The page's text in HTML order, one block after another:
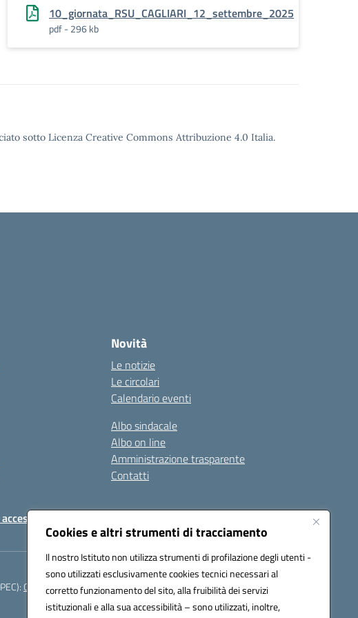
Cookies e altri strumenti di tracciamento
Il nostro Istituto non utilizza strumenti di profilazione degli utenti -
sono utilizzati esclusivamente cookies tecnici necessari al
corretto funzionamento del sito, alla fruibilità dei servizi
istituzionali e alla sua accessibilità – sono utilizzati, inoltre,
10_giornata_RSU_CAGLIARI_12_settembre_2025
pdf - 296 kb
sotto Licenza Creative Commons Attribuzione 4.0 Italia.
Novità
Le notizie
Le circolari
Calendario eventi
Albo sindacale
Albo on line
Amministrazione trasparente
Contatti
CAIC84700T@pec.istruzione.it